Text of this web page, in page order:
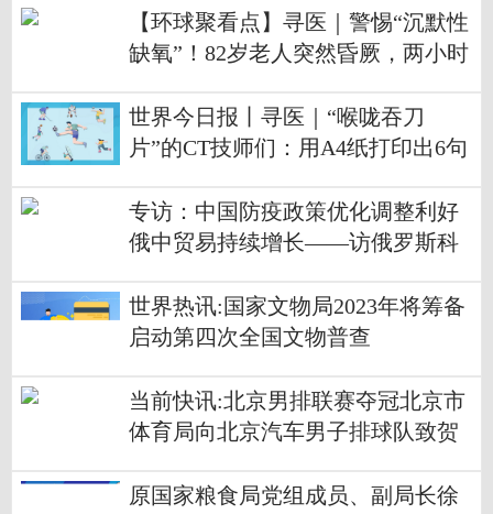
【环球聚看点】寻医｜警惕“沉默性
缺氧”！82岁老人突然昏厥，两小时
世界今日报丨寻医｜“喉咙吞刀
片”的CT技师们：用A4纸打印出6句
专访：中国防疫政策优化调整利好
俄中贸易持续增长——访俄罗斯科
洛夫斯基
世界热讯:国家文物局2023年将筹备
启动第四次全国文物普查
当前快讯:北京男排联赛夺冠北京市
体育局向北京汽车男子排球队致贺
原国家粮食局党组成员、副局长徐